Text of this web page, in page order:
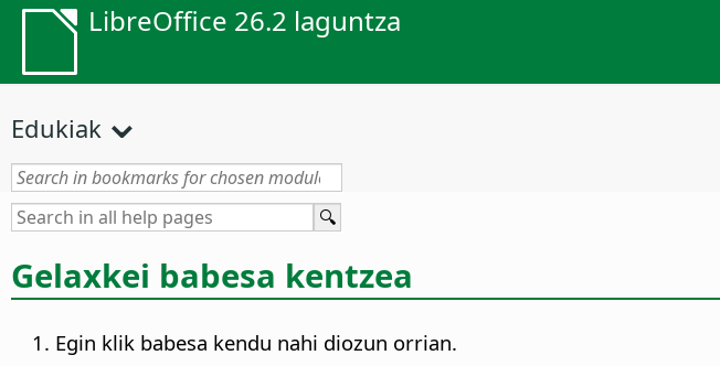
LibreOffice 26.2 laguntza
Edukiak
Gelaxkei babesa kentzea
Egin klik babesa kendu nahi diozun orrian.